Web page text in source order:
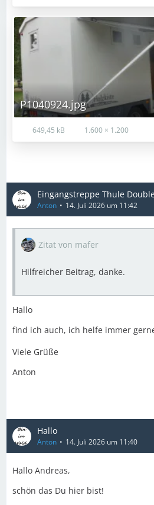
P1040924.jpg
649,45 kB 1.600 × 1.200
Eingangstreppe Thule
Anton 14. Juli 2026 um 11:42
Zitat von mafer
Hilfreicher Beitrag, danke.
Hallo
find ich auch, ich helfe immer
Viele Grüße
Anton
Hallo
Anton 14. Juli 2026 um 11:40
Hallo Andreas,
schön das Du hier bist!